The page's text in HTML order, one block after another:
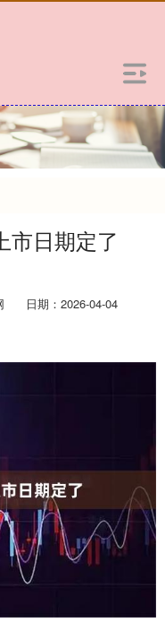
市日期定了
日期：2026-04-04